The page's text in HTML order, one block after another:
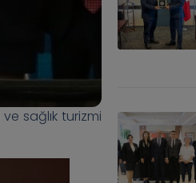
sağlık turizmi